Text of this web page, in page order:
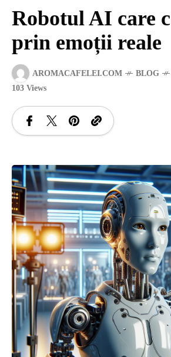
Robotul AI care
prin emoții reale
AROMACAFELEI.COM BLOG
103 Views